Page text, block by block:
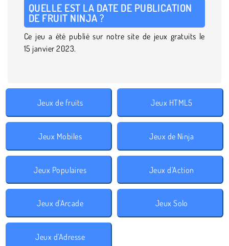
QUELLE EST LA DATE DE PUBLICATION
DE FRUIT NINJA ?
Ce jeu a été publié sur notre site de jeux gratuits le
15 janvier 2023.
Jeux de fruits Jeux HTML5
Jeux Mobiles Jeux de Ninja
Jeux Populaires Jeux d'Action
Jeux d'Arcade Jeux Solo
Jeux d'Adresse